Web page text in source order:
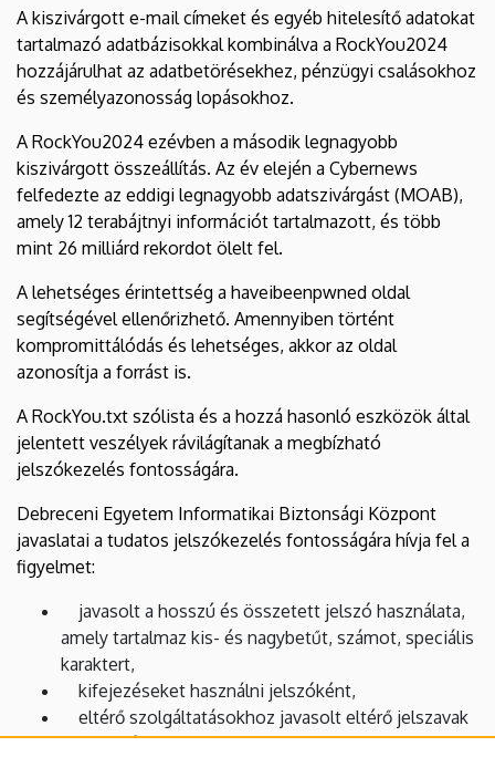
A kiszivárgott e-mail címeket és egyéb hitelesítő adatokat
tartalmazó adatbázisokkal kombinálva a RockYou2024
hozzájárulhat az adatbetörésekhez, pénzügyi csalásokhoz
és személyazonosság lopásokhoz.
A RockYou2024 ezévben a második legnagyobb
kiszivárgott összeállítás. Az év elején a Cybernews
felfedezte az eddigi legnagyobb adatszivárgást (MOAB),
amely 12 terabájtnyi információt tartalmazott, és több
mint 26 milliárd rekordot ölelt fel.
A lehetséges érintettség a haveibeenpwned oldal
segítségével ellenőrizhető. Amennyiben történt
kompromittálódás és lehetséges, akkor az oldal
azonosítja a forrást is.
A RockYou.txt szólista és a hozzá hasonló eszközök által
jelentett veszélyek rávilágítanak a megbízható
jelszókezelés fontosságára.
Debreceni Egyetem Informatikai Biztonsági Központ
javaslatai a tudatos jelszókezelés fontosságára hívja fel a
figyelmet:
javasolt a hosszú és összetett jelszó használata,
amely tartalmaz kis- és nagybetűt, számot, speciális
karaktert,
kifejezéseket használni jelszóként,
eltérő szolgáltatásokhoz javasolt eltérő jelszavak
alkalmazása,